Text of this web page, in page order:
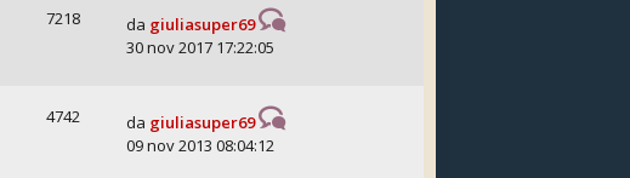
7218 da giuliasuper69
30 nov 2017 17:22:05
4742 da giuliasuper69
09 nov 2013 08:04:12